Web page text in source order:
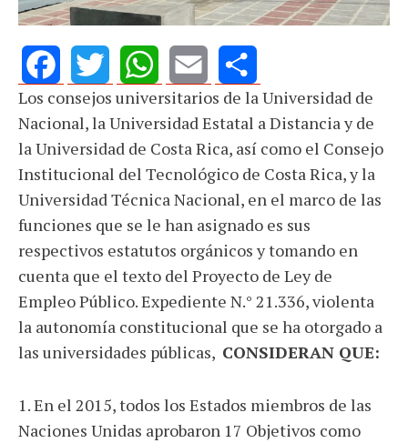
FacebookTwitterWhatsApp
Email Share
Los consejos universitarios de la Universidad de
Nacional, la Universidad Estatal a Distancia y de
la Universidad de Costa Rica, así como el Consejo
Institucional del Tecnológico de Costa Rica, y la
Universidad Técnica Nacional, en el marco de las
funciones que se le han asignado es sus
respectivos estatutos orgánicos y tomando en
cuenta que el texto del Proyecto de Ley de
Empleo Público. Expediente N.° 21.336, violenta
la autonomía constitucional que se ha otorgado a
las universidades públicas, CONSIDERAN QUE:
1. En el 2015, todos los Estados miembros de las
Naciones Unidas aprobaron 17 Objetivos como